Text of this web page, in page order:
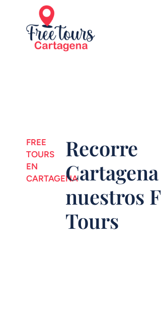
FREE
TOURS
EN
CARTAGENA
Recorre
nuestros
Tours